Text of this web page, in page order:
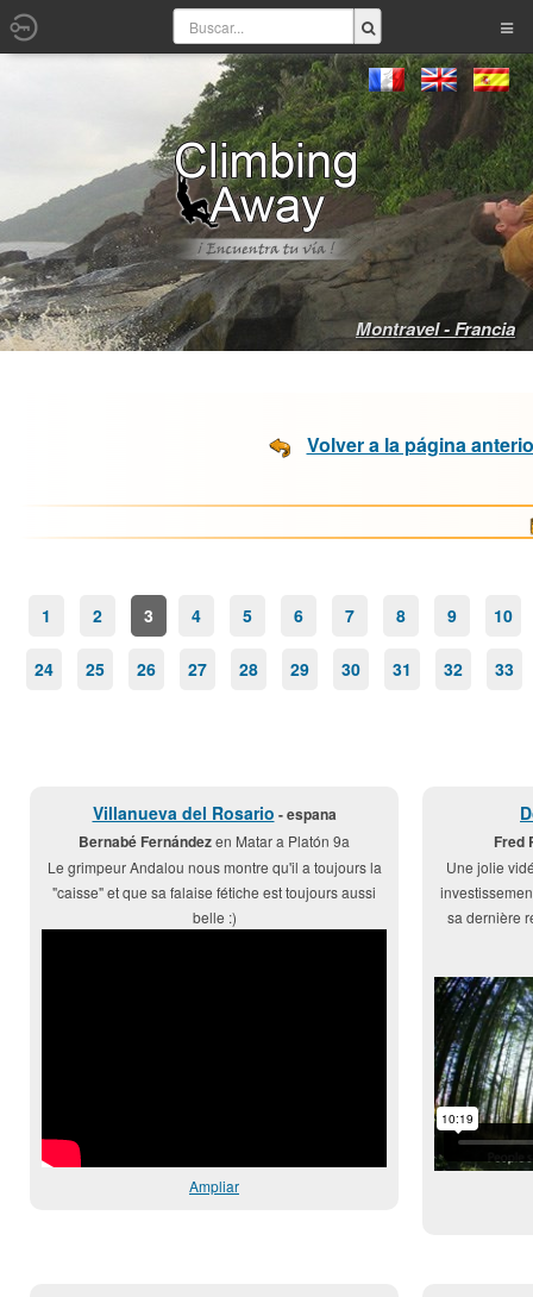
Montravel - Francia
Volver a la página
1 2 3 4 5 6 7 8 9 10
24 25 26 27 28 29 30 31 32 33
Villanueva del Rosario - espana
Bernabé Fernándezen Matar a Platón 9a
Le grimpeur Andalou nous montre qu'il a toujours la
"caisse" et que sa falaise fétiche est toujours aussi
belle :)
Ampliar
Fred
Une jolie
sa dernière